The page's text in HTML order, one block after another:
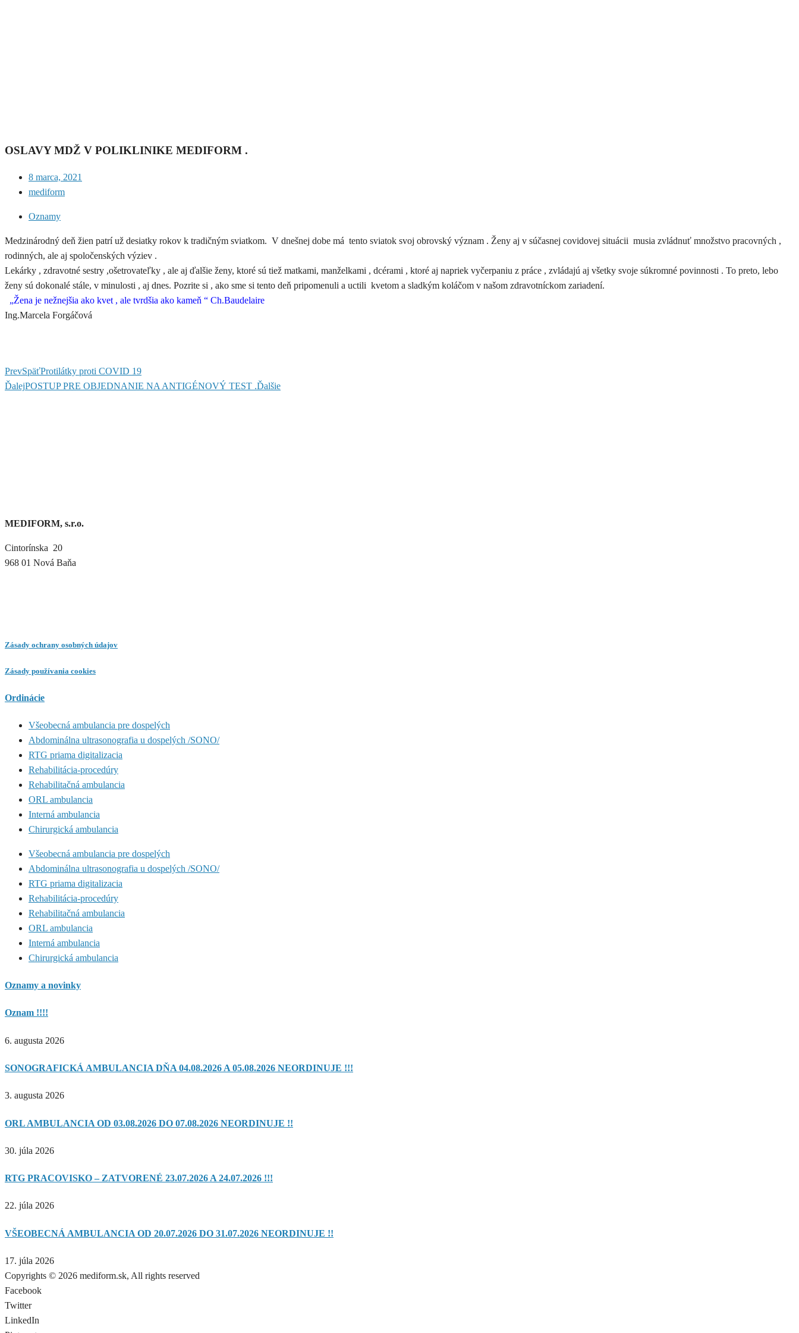
OSLAVY MDŽ V POLIKLINIKE MEDIFORM .
8 marca, 2021
mediform
Oznamy
Medzinárodný deň žien patrí už desiatky rokov k tradičným sviatkom. V dnešnej dobe má tento sviatok svoj obrovský význam . Ženy aj v súčasnej covidovej situácii musia zvládnuť množstvo pracovných ,
rodinných, ale aj spoločenských výziev .
Lekárky , zdravotné sestry ,ošetrovateľky , ale aj ďalšie ženy, ktoré sú tiež matkami, manželkami , dcérami , ktoré aj napriek vyčerpaniu z práce , zvládajú aj všetky svoje súkromné povinnosti . To preto, lebo
ženy sú dokonalé stále, v minulosti , aj dnes. Pozrite si , ako sme si tento deň pripomenuli a uctili kvetom a sladkým koláčom v našom zdravotníckom zariadení.
„Žena je nežnejšia ako kvet , ale tvrdšia ako kameň “ Ch.Baudelaire
Ing.Marcela Forgáčová
PrevSpäťProtilátky proti COVID 19
ĎalejPOSTUP PRE OBJEDNANIE NA ANTIGÉNOVÝ TEST .Ďalšie
MEDIFORM, s.r.o.
Cintorínska 20
968 01 Nová Baňa
Zásady ochrany osobných údajov
Zásady používania cookies
Ordinácie
Všeobecná ambulancia pre dospelých
Abdominálna ultrasonografia u dospelých /SONO/
RTG priama digitalizacia
Rehabilitácia-procedúry
Rehabilitačná ambulancia
ORL ambulancia
Interná ambulancia
Chirurgická ambulancia
Všeobecná ambulancia pre dospelých
Abdominálna ultrasonografia u dospelých /SONO/
RTG priama digitalizacia
Rehabilitácia-procedúry
Rehabilitačná ambulancia
ORL ambulancia
Interná ambulancia
Chirurgická ambulancia
Oznamy a novinky
Oznam !!!!
6. augusta 2026
SONOGRAFICKÁ AMBULANCIA DŇA 04.08.2026 A 05.08.2026 NEORDINUJE !!!
3. augusta 2026
ORL AMBULANCIA OD 03.08.2026 DO 07.08.2026 NEORDINUJE !!
30. júla 2026
RTG PRACOVISKO – ZATVORENÉ 23.07.2026 A 24.07.2026 !!!
22. júla 2026
VŠEOBECNÁ AMBULANCIA OD 20.07.2026 DO 31.07.2026 NEORDINUJE !!
17. júla 2026
Copyrights © 2026 mediform.sk, All rights reserved​
Facebook
Twitter
LinkedIn